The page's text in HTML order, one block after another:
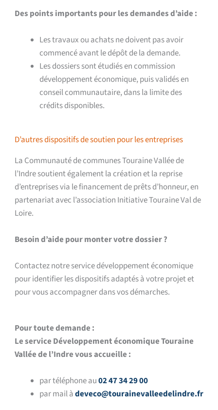
Des points importants pour les demandes d’aide :
Les travaux ou achats ne doivent pas avoir
commencé avant le dépôt de la demande.
Les dossiers sont étudiés en commission
développement économique, puis validés en
conseil communautaire, dans la limite des
crédits disponibles.
D’autres dispositifs de soutien pour les entreprises
La Communauté de communes Touraine Vallée de
l’Indre soutient également la création et la reprise
d’entreprises via le financement de prêts d’honneur, en
partenariat avec l’association Initiative Touraine Val de
Loire.
Besoin d’aide pour monter votre dossier ?
Contactez notre service développement économique
pour identifier les dispositifs adaptés à votre projet et
pour vous accompagner dans vos démarches.
Pour toute demande :
Le service Développement économique Touraine
Vallée de l’Indre vous accueille :
par téléphone au02 47 34 29 00
par mail àdeveco@tourainevalleedelindre.fr